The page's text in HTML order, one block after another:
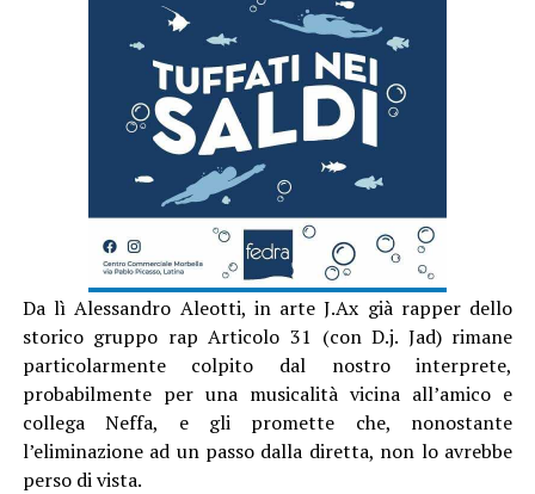
Da lì Alessandro Aleotti, in arte J.Ax già rapper dello
storico gruppo rap Articolo 31 (con D.j. Jad) rimane
particolarmente colpito dal nostro interprete,
probabilmente per una musicalità vicina all’amico e
collega Neffa, e gli promette che, nonostante
l’eliminazione ad un passo dalla diretta, non lo avrebbe
perso di vista.